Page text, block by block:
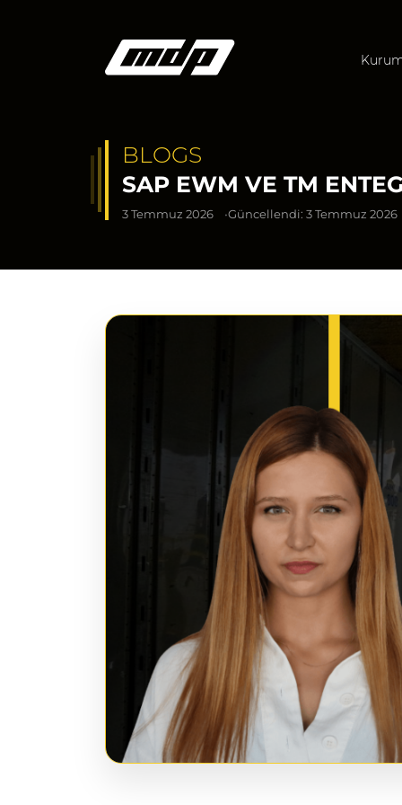
BLOGS
SAP EWM VE TM
3 Temmuz 2026 Güncellendi: 3 Temmuz 2026